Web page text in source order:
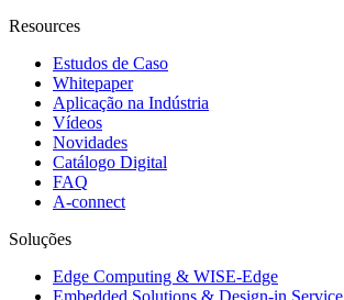
Resources
Estudos de Caso
Whitepaper
Aplicação na Indústria
Vídeos
Novidades
Catálogo Digital
FAQ
A-connect
Soluções
Edge Computing & WISE-Edge